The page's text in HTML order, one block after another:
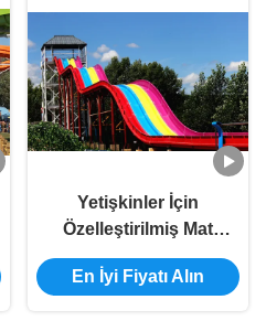
Yetişkinler İçin
Özelleştirilmiş Mat
Racer Su Kaydırağı
FRP Fiberglas Büyük
En İyi Fiyatı Alın